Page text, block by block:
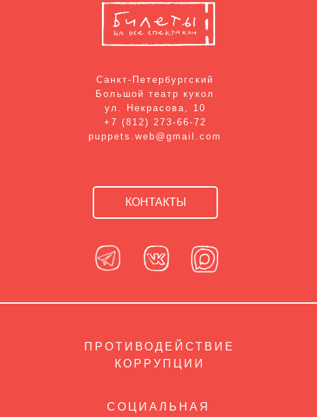
ПРОТИВОДЕЙСТВИЕ
КОРРУПЦИИ
СОЦИАЛЬНАЯ
КОНТАКТЫ
Санкт-Петербургский
Большой театр кукол
ул. Некрасова, 10
+7 (812) 273-66-72
puppets.web@gmail.com